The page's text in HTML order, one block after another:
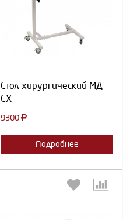
Стол хирургический МД
СХ
9300
Подробнее